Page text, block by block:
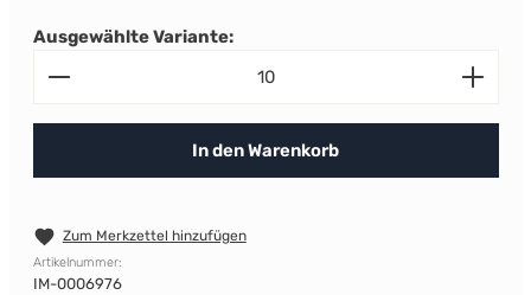
Ausgewählte Variante:
Produkt Anzahl: Gib den gewünschten Wert ein
In den Warenkorb
Zum Merkzettel hinzufügen
Artikelnummer:
IM-0006976